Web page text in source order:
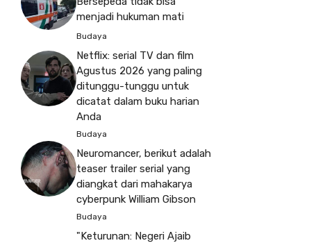
menjadi hukuman mati
Budaya
Netflix: serial TV dan film
Agustus 2026 yang paling
ditunggu-tunggu untuk
dicatat dalam buku harian
Anda
Budaya
Neuromancer, berikut adalah
teaser trailer serial yang
diangkat dari mahakarya
cyberpunk William Gibson
Budaya
"Keturunan: Negeri Ajaib